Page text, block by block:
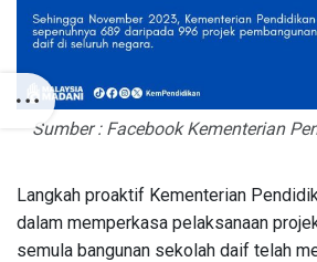
Sumber : Facebook Kementerian
Langkah proaktif Kementerian
dalam memperkasa pelaksanaan
semula bangunan sekolah daif telah